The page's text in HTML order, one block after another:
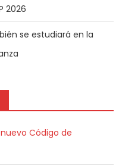
2026
se estudiará en la
Código de